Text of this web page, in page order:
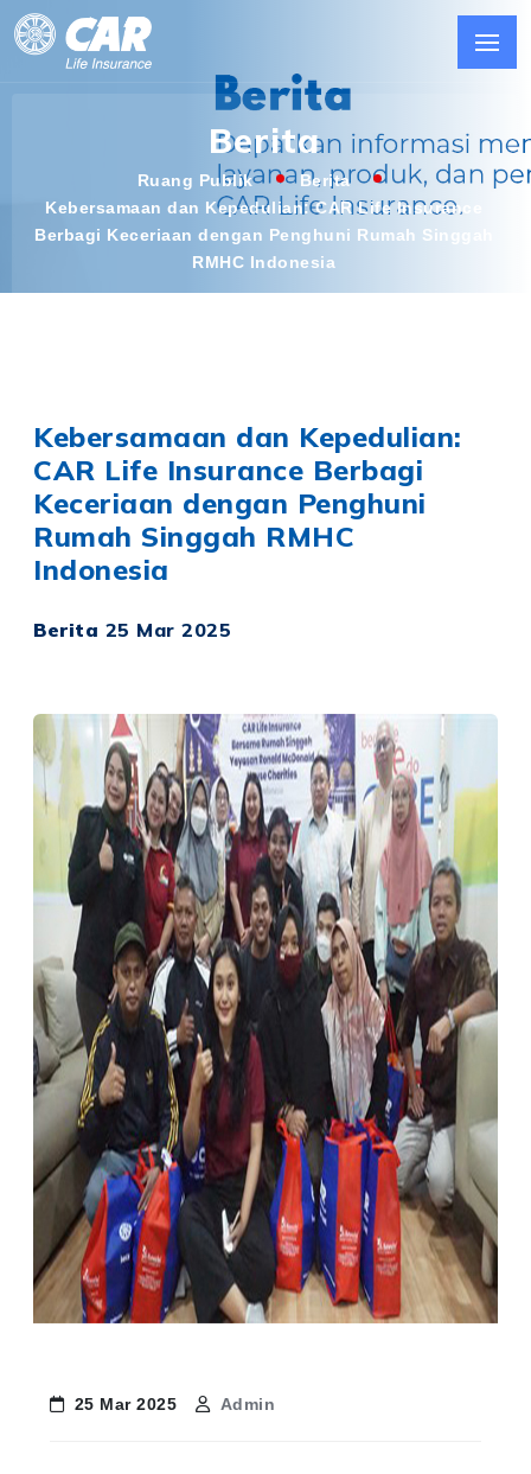
Berita
Ruang Publik
Berita
Kebersamaan dan Kepedulian: CAR Life Insurance
Berbagi Keceriaan dengan Penghuni Rumah Singgah
RMHC Indonesia
Kebersamaan dan Kepedulian:
CAR Life Insurance Berbagi
Keceriaan dengan Penghuni
Rumah Singgah RMHC
Indonesia
Berita 25 Mar 2025
25 Mar 2025 Admin